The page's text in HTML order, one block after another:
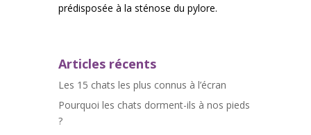
prédisposée à la sténose du pylore.
Articles récents
Les 15 chats les plus connus à l’écran
Pourquoi les chats dorment-ils à nos pieds
?